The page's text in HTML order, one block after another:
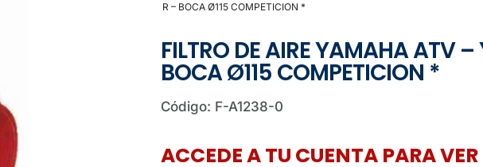
R – BOCA Ø115 COMPETICION *
FILTRO DE AIRE YAMAHA ATV
BOCA Ø115 COMPETICION *
Código: F-A1238-0
ACCEDE A TU CUENTA PARA VER